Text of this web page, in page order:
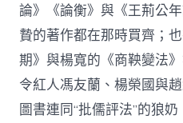
論》《論衡》與《王荊公
贄的著作都在那時買齊；
期》與楊寬的《商鞅變法
令紅人馮友蘭、楊榮國與
圖書連同“批儒評法”的狼